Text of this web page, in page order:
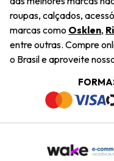
Saiu na Mídia
Sustentabilidade
Navegando
Termos e Condições
Trabalhe Conosco
Restituição de
Dúvidas Frequentes
Termos e Condições
Política de Privacidade
roupas, calçados,
marcas como Osklen,
entre outras. Compre
o Brasil e aproveite